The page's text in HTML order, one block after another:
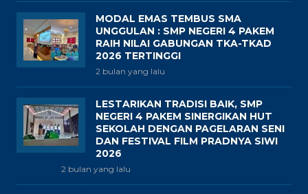
MODAL EMAS TEMBUS SMA
UNGGULAN : SMP NEGERI 4 PAKEM
RAIH NILAI GABUNGAN TKA-TKAD
2026 TERTINGGI
2 bulan yang lalu
LESTARIKAN TRADISI BAIK, SMP
NEGERI 4 PAKEM SINERGIKAN HUT
SEKOLAH DENGAN PAGELARAN SENI
DAN FESTIVAL FILM PRADNYA SIWI
2026
2 bulan yang lalu